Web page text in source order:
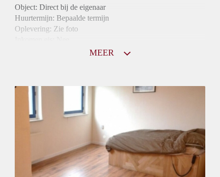
Object: Direct bij de eigenaar
Huurtermijn: Bepaalde termijn
Oplevering: Zie foto
Gedeelde Douche: Ja
Gedeelde woonkamer: Ja
Huisgenoten: Ja
Geslacht huisgenoten: Gemengd
MEER